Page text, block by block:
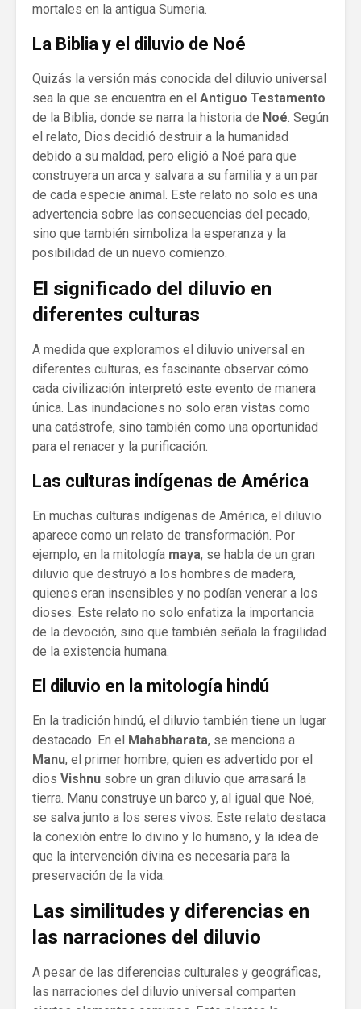
mortales en la antigua Sumeria.
La Biblia y el diluvio de Noé
Quizás la versión más conocida del diluvio universal
sea la que se encuentra en el Antiguo Testamento
de la Biblia, donde se narra la historia de Noé . Según
el relato, Dios decidió destruir a la humanidad
debido a su maldad, pero eligió a Noé para que
construyera un arca y salvara a su familia y a un par
de cada especie animal. Este relato no solo es una
advertencia sobre las consecuencias del pecado,
sino que también simboliza la esperanza y la
posibilidad de un nuevo comienzo.
El significado del diluvio en
diferentes culturas
A medida que exploramos el diluvio universal en
diferentes culturas, es fascinante observar cómo
cada civilización interpretó este evento de manera
única. Las inundaciones no solo eran vistas como
una catástrofe, sino también como una oportunidad
para el renacer y la purificación.
Las culturas indígenas de América
En muchas culturas indígenas de América, el diluvio
aparece como un relato de transformación. Por
ejemplo, en la mitología maya, se habla de un gran
diluvio que destruyó a los hombres de madera,
quienes eran insensibles y no podían venerar a los
dioses. Este relato no solo enfatiza la importancia
de la devoción, sino que también señala la fragilidad
de la existencia humana.
El diluvio en la mitología hindú
En la tradición hindú, el diluvio también tiene un lugar
destacado. En el Mahabharata, se menciona a
Manu, el primer hombre, quien es advertido por el
dios Vishnu sobre un gran diluvio que arrasará la
tierra. Manu construye un barco y, al igual que Noé,
se salva junto a los seres vivos. Este relato destaca
la conexión entre lo divino y lo humano, y la idea de
que la intervención divina es necesaria para la
preservación de la vida.
Las similitudes y diferencias en
las narraciones del diluvio
A pesar de las diferencias culturales y geográficas,
las narraciones del diluvio universal comparten